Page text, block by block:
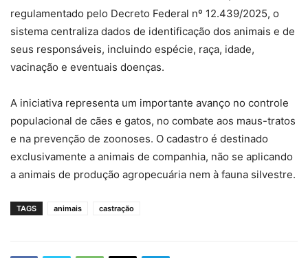
regulamentado pelo Decreto Federal nº 12.439/2025, o
sistema centraliza dados de identificação dos animais e de
seus responsáveis, incluindo espécie, raça, idade,
vacinação e eventuais doenças.
A iniciativa representa um importante avanço no controle
populacional de cães e gatos, no combate aos maus-tratos
e na prevenção de zoonoses. O cadastro é destinado
exclusivamente a animais de companhia, não se aplicando
a animais de produção agropecuária nem à fauna silvestre.
TAGS animais castração